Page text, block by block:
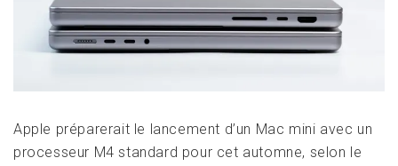
Apple préparerait le lancement d’un Mac mini avec un
processeur M4 standard pour cet automne, selon le